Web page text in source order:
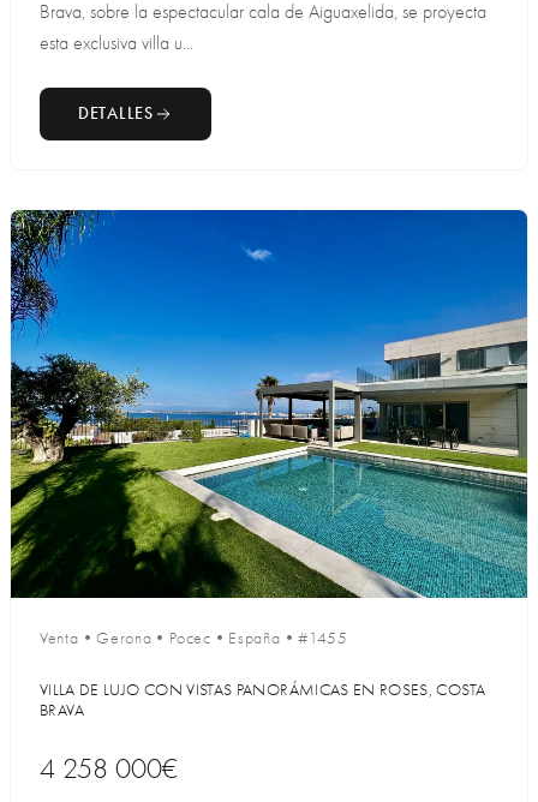
Brava, sobre la espectacular cala de Aiguaxelida, se proyecta
esta exclusiva villa u...
DETALLES
Venta •Gerona • Росес • España •#1455
VILLA DE LUJO CON VISTAS PANORÁMICAS EN ROSES, COSTA
BRAVA
4 258 000€